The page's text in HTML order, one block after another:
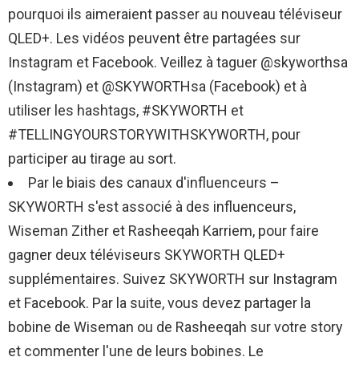
pourquoi ils aimeraient passer au nouveau téléviseur
QLED+. Les vidéos peuvent être partagées sur
Instagram et Facebook. Veillez à taguer @skyworthsa
(Instagram) et @SKYWORTHsa (Facebook) et à
utiliser les hashtags, #SKYWORTH et
#TELLINGYOURSTORYWITHSKYWORTH, pour
participer au tirage au sort.
Par le biais des canaux d'influenceurs –
SKYWORTH s'est associé à des influenceurs,
Wiseman Zither et Rasheeqah Karriem, pour faire
gagner deux téléviseurs SKYWORTH QLED+
supplémentaires. Suivez SKYWORTH sur Instagram
et Facebook. Par la suite, vous devez partager la
bobine de Wiseman ou de Rasheeqah sur votre story
et commenter l'une de leurs bobines. Le